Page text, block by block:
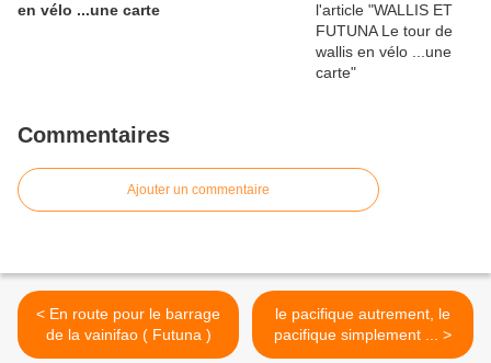
en vélo ...une carte
Commentaires
Ajouter un commentaire
< En route pour le barrage
de la vainifao ( Futuna )
le pacifique autrement, le
pacifique simplement ... >